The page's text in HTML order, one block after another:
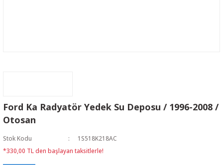
Ford Ka Radyatör Yedek Su Deposu / 1996-2008 /
Otosan
Stok Kodu
1S518K218AC
*330,00 TL den başlayan taksitlerle!